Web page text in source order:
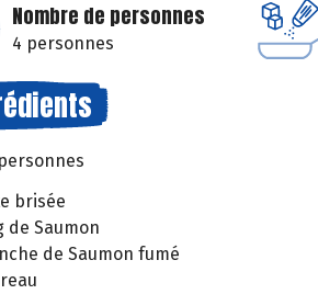
Nombre de personnes
4 personnes
brisée
de Saumon
de Saumon fumé